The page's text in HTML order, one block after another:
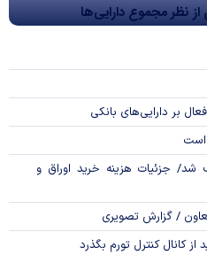
نظر مجموع دارایی‌ها
بر دارایی‌های بانکی
است
جزئیات هزینه خرید اوراق و
/ گزارش تصویری
کانال کنترل تورم بگذرد